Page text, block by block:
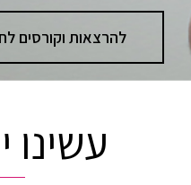
נשמע חלומי? אז זהו,
בואו לעשות, חיים